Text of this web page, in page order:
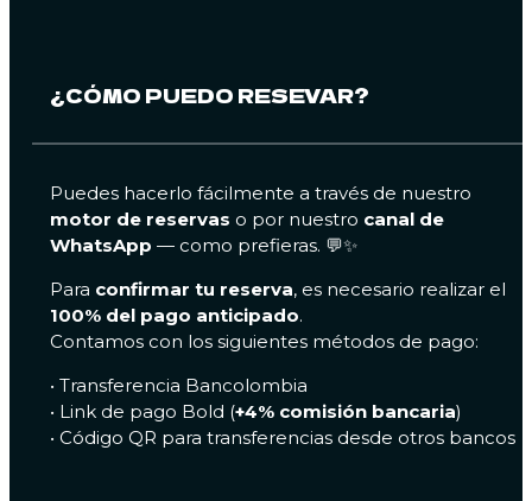
¿CÓMO PUEDO RESEVAR?
Puedes hacerlo fácilmente a través de nuestro
motor de reservas o por nuestro canal de
WhatsApp — como prefieras. 💬✨
Para confirmar tu reserva, es necesario realizar el
100% del pago anticipado.
Contamos con los siguientes métodos de pago:
• Transferencia Bancolombia
• Link de pago Bold (+4% comisión bancaria)
• Código QR para transferencias desde otros bancos